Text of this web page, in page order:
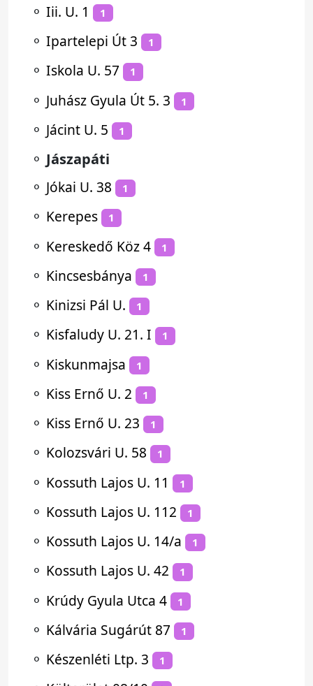
⚬ Iii. U. 1 1
⚬ Ipartelepi Út 3 1
⚬ Iskola U. 57 1
⚬ Juhász Gyula Út 5. 3 1
⚬ Jácint U. 5 1
⚬ Jászapáti
⚬ Jókai U. 38 1
⚬ Kerepes 1
⚬ Kereskedő Köz 4 1
⚬ Kincsesbánya 1
⚬ Kinizsi Pál U. 1
⚬ Kisfaludy U. 21. I 1
⚬ Kiskunmajsa 1
⚬ Kiss Ernő U. 2 1
⚬ Kiss Ernő U. 23 1
⚬ Kolozsvári U. 58 1
⚬ Kossuth Lajos U. 11 1
⚬ Kossuth Lajos U. 112 1
⚬ Kossuth Lajos U. 14/a 1
⚬ Kossuth Lajos U. 42 1
⚬ Krúdy Gyula Utca 4 1
⚬ Kálvária Sugárút 87 1
⚬ Készenléti Ltp. 3 1